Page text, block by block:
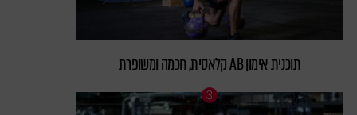
תוכנית אימון AB קלאסית, חכמה ומשופרת